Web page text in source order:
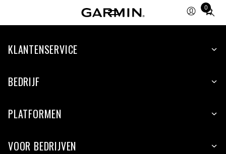
0
Total
KLANTENSERVICE
BEDRIJF
PLATFORMEN
VOOR BEDRIJVEN